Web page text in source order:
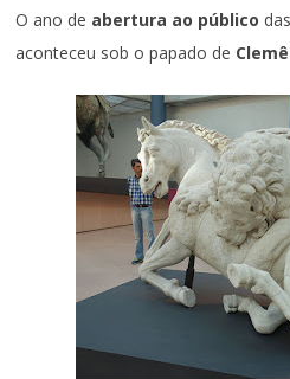
O ano de abertura ao público
aconteceu sob o papado de